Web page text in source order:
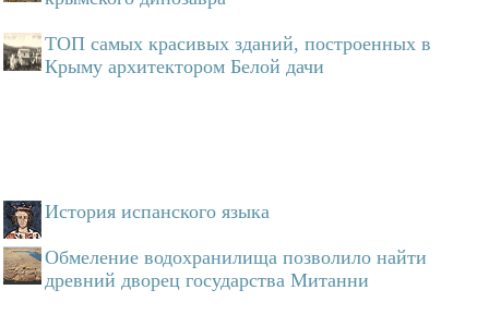
ТОП самых красивых зданий, построенных в
Крыму архитектором Белой дачи
История испанского языка
Обмеление водохранилища позволило найти
древний дворец государства Митанни